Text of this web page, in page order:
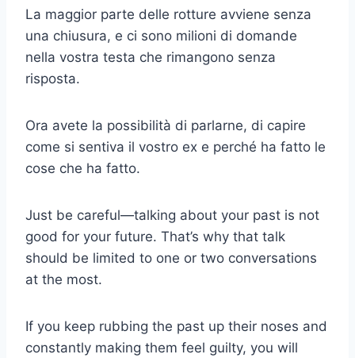
La maggior parte delle rotture avviene senza
una chiusura, e ci sono milioni di domande
nella vostra testa che rimangono senza
risposta.
Ora avete la possibilità di parlarne, di capire
come si sentiva il vostro ex e perché ha fatto le
cose che ha fatto.
Just be careful—talking about your past is not
good for your future. That’s why that talk
should be limited to one or two conversations
at the most.
If you keep rubbing the past up their noses and
constantly making them feel guilty, you will